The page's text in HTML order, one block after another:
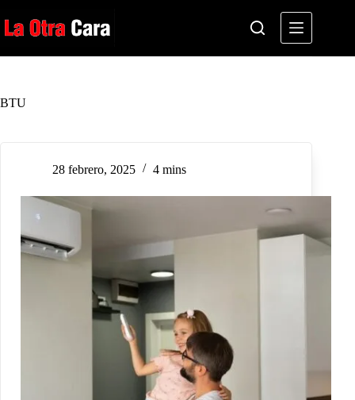
al
contenido
BTU
28 febrero, 2025 4 mins